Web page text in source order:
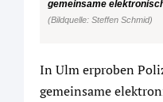
gemeinsame
(Bildquelle: Steffen Schmid)
In Ulm erproben
gemeinsame